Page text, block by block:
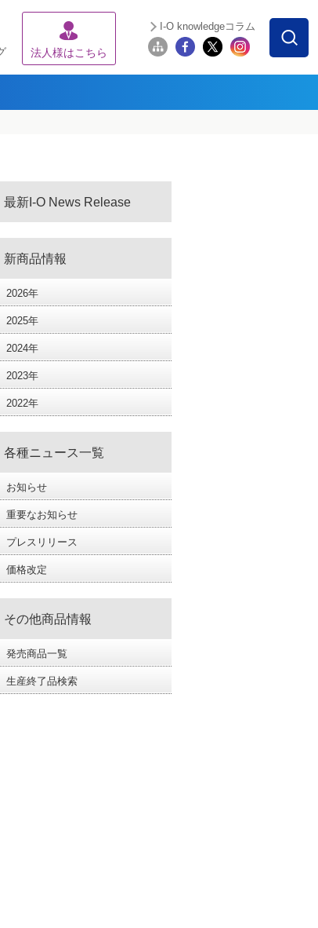
法人様はこちら
I-O knowledgeコラム
最新I-O News Release
新商品情報
2026年
2025年
2024年
2023年
2022年
各種ニュース一覧
お知らせ
重要なお知らせ
プレスリリース
価格改定
その他商品情報
発売商品一覧
生産終了品検索